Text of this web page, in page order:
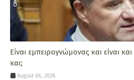
Είναι εμπειρογνώμονας και είναι
και;
August 06, 2026